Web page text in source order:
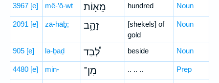
3967 [e] mê-’ō-wṯ מֵא֖וֹת hundred Noun
2091 [e] zā-hāḇ; זָהָ֑ב
[shekels] of
gold
Noun
905 [e] lə-ḇaḏ לְ֠בַד beside Noun
4480 [e] min- מִן־ .. .. .. Prep